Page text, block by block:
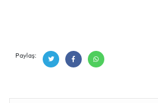
Paylaş: